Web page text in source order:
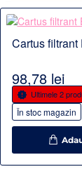
Detalii
Cartus filtrant
Ultimele 2
În stoc magazin
98,78 lei